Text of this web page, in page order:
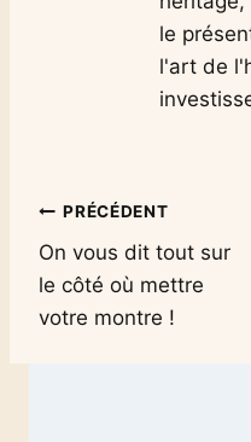
le
l'art de
Navigation
de
l’article
PRÉCÉDENT
On vous dit tout sur
le côté où mettre
votre montre !